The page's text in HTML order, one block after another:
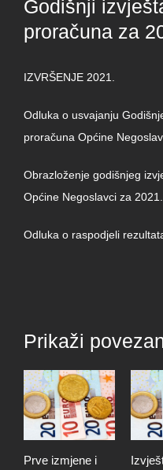
Godišnji
proračuna za
IZVRŠENJE 2021.
Odluka o usvajanju
proračuna Općine
Obrazloženje godišnjeg
Općine Negoslavci za
Odluka o raspodjeli
Prikaži
Prve izmjene i